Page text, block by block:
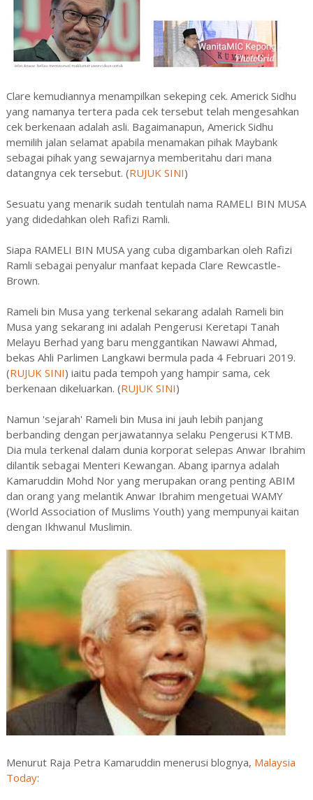
Clare kemudiannya menampilkan sekeping cek. Americk Sidhu
yang namanya tertera pada cek tersebut telah mengesahkan
cek berkenaan adalah asli. Bagaimanapun, Americk Sidhu
memilih jalan selamat apabila menamakan pihak Maybank
sebagai pihak yang sewajarnya memberitahu dari mana
datangnya cek tersebut. (RUJUK SINI)
Sesuatu yang menarik sudah tentulah nama RAMELI BIN MUSA
yang didedahkan oleh Rafizi Ramli.
Siapa RAMELI BIN MUSA yang cuba digambarkan oleh Rafizi
Ramli sebagai penyalur manfaat kepada Clare Rewcastle-
Brown.
Rameli bin Musa yang terkenal sekarang adalah Rameli bin
Musa yang sekarang ini adalah Pengerusi Keretapi Tanah
Melayu Berhad yang baru menggantikan Nawawi Ahmad,
bekas Ahli Parlimen Langkawi bermula pada 4 Februari 2019.
(RUJUK SINI) iaitu pada tempoh yang hampir sama, cek
berkenaan dikeluarkan. (RUJUK SINI)
Namun 'sejarah' Rameli bin Musa ini jauh lebih panjang
berbanding dengan perjawatannya selaku Pengerusi KTMB.
Dia mula terkenal dalam dunia korporat selepas Anwar Ibrahim
dilantik sebagai Menteri Kewangan. Abang iparnya adalah
Kamaruddin Mohd Nor yang merupakan orang penting ABIM
dan orang yang melantik Anwar Ibrahim mengetuai WAMY
(World Association of Muslims Youth) yang mempunyai kaitan
dengan Ikhwanul Muslimin.
Menurut Raja Petra Kamaruddin menerusi blognya, Malaysia
Today: